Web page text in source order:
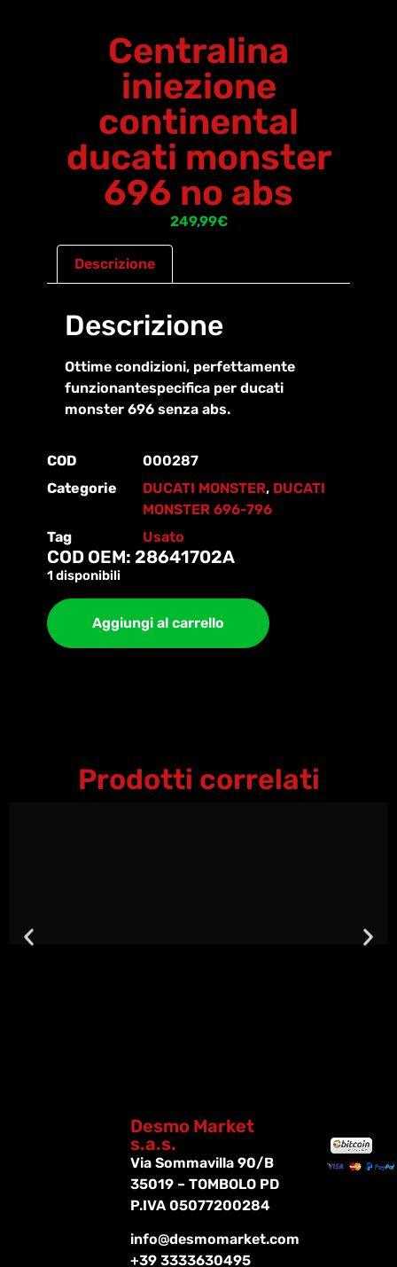
Centralina
iniezione
continental
ducati monster
696 no abs
249,99€
Descrizione
Descrizione
Ottime condizioni, perfettamente
funzionantespecifica per ducati
monster 696 senza abs.
COD
000287
Categorie
DUCATI MONSTER, DUCATI
MONSTER 696-796
Tag
Usato
COD OEM: 28641702A
1 disponibili
Aggiungi al carrello
Prodotti correlati
Desmo Market
s.a.s.
Via Sommavilla 90/B
35019 – TOMBOLO PD
P.IVA 05077200284
info@desmomarket.com
+39 3333630495